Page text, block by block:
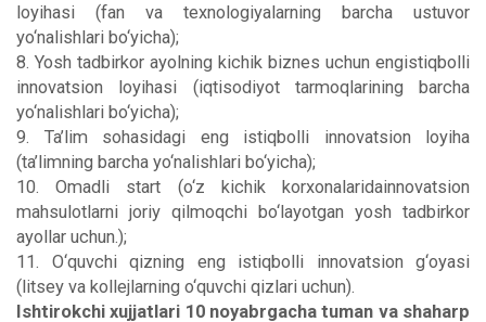
loyihasi (fan va texnologiyalarning barcha ustuvor
yo‘nalishlari bo‘yicha);
8. Yosh tadbirkor ayolning kichik biznes uchun engistiqbolli
innovatsion loyihasi (iqtisodiyot tarmoqlarining barcha
yo‘nalishlari bo‘yicha);
9. Ta’lim sohasidagi eng istiqbolli innovatsion loyiha
(ta’limning barcha yo‘nalishlari bo‘yicha);
10. Omadli start (o‘z kichik korxonalaridainnovatsion
mahsulotlarni joriy qilmoqchi bo‘layotgan yosh tadbirkor
ayollar uchun.);
11. O‘quvchi qizning eng istiqbolli innovatsion g‘oyasi
(litsey va kollejlarning o‘quvchi qizlari uchun).
Ishtirokchi xujjatlari 10 noyabrgacha tuman va shaharp